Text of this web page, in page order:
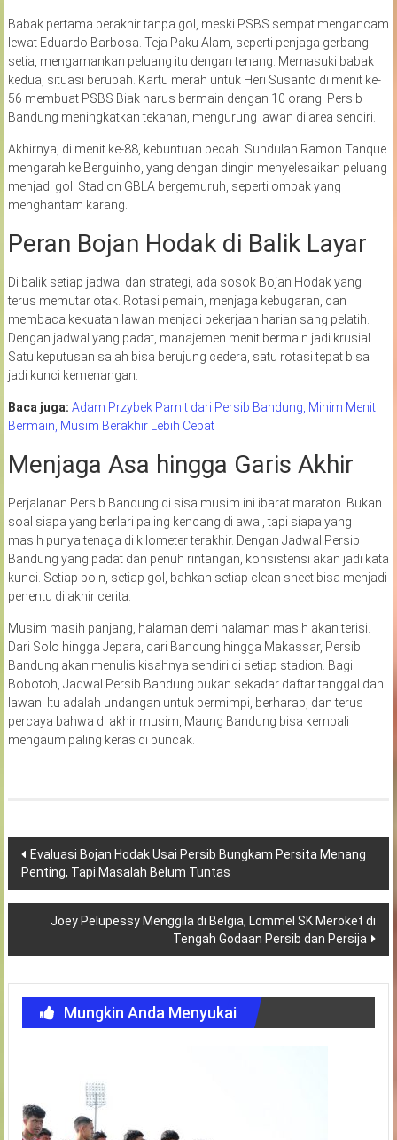
Babak pertama berakhir tanpa gol, meski PSBS sempat mengancam
lewat Eduardo Barbosa. Teja Paku Alam, seperti penjaga gerbang
setia, mengamankan peluang itu dengan tenang. Memasuki babak
kedua, situasi berubah. Kartu merah untuk Heri Susanto di menit ke-
56 membuat PSBS Biak harus bermain dengan 10 orang. Persib
Bandung meningkatkan tekanan, mengurung lawan di area sendiri.
Akhirnya, di menit ke-88, kebuntuan pecah. Sundulan Ramon Tanque
mengarah ke Berguinho, yang dengan dingin menyelesaikan peluang
menjadi gol. Stadion GBLA bergemuruh, seperti ombak yang
menghantam karang.
Peran Bojan Hodak di Balik Layar
Di balik setiap jadwal dan strategi, ada sosok Bojan Hodak yang
terus memutar otak. Rotasi pemain, menjaga kebugaran, dan
membaca kekuatan lawan menjadi pekerjaan harian sang pelatih.
Dengan jadwal yang padat, manajemen menit bermain jadi krusial.
Satu keputusan salah bisa berujung cedera, satu rotasi tepat bisa
jadi kunci kemenangan.
Baca juga: Adam Przybek Pamit dari Persib Bandung, Minim Menit
Bermain, Musim Berakhir Lebih Cepat
Menjaga Asa hingga Garis Akhir
Perjalanan Persib Bandung di sisa musim ini ibarat maraton. Bukan
soal siapa yang berlari paling kencang di awal, tapi siapa yang
masih punya tenaga di kilometer terakhir. Dengan Jadwal Persib
Bandung yang padat dan penuh rintangan, konsistensi akan jadi kata
kunci. Setiap poin, setiap gol, bahkan setiap clean sheet bisa menjadi
penentu di akhir cerita.
Musim masih panjang, halaman demi halaman masih akan terisi.
Dari Solo hingga Jepara, dari Bandung hingga Makassar, Persib
Bandung akan menulis kisahnya sendiri di setiap stadion. Bagi
Bobotoh, Jadwal Persib Bandung bukan sekadar daftar tanggal dan
lawan. Itu adalah undangan untuk bermimpi, berharap, dan terus
percaya bahwa di akhir musim, Maung Bandung bisa kembali
mengaum paling keras di puncak.
Navigasi
pos
Evaluasi Bojan Hodak Usai Persib Bungkam Persita Menang
Penting, Tapi Masalah Belum Tuntas
Joey Pelupessy Menggila di Belgia, Lommel SK Meroket di
Tengah Godaan Persib dan Persija
Mungkin Anda Menyukai